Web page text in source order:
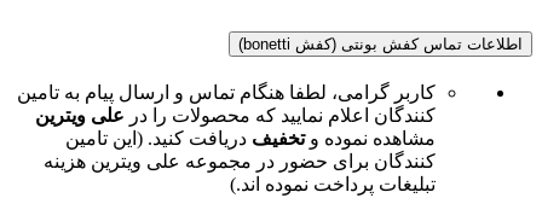
اطلاعات تماس کفش بونتی (کفش bonetti)
کاربر گرامی، لطفا هنگام تماس و ارسال پیام به تامین
کنندگان اعلام نمایید که محصولات را در علی ویترین
مشاهده نموده وتخفیف دریافت کنید. (این تامین
کنندگان برای حضور در مجموعه علی ویترین هزینه
تبلیغات پرداخت نموده اند.)